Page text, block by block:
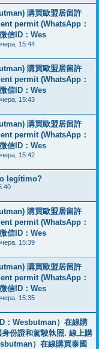
購買歐盟居留許
permit (WhatsApp：
信ID：Wes
15:44
購買歐盟居留許
permit (WhatsApp：
信ID：Wes
15:43
購買歐盟居留許
permit (WhatsApp：
信ID：Wes
15:42
legítimo?
購買歐盟居留許
permit (WhatsApp：
信ID：Wes
15:39
購買歐盟居留許
permit (WhatsApp：
信ID：Wes
15:35
：Wesbutman）在線購
份證和駕駛執照. 線上購
）在線購買泰國